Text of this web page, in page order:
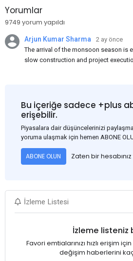
Yorumlar
9749 yorum yapıldı
Arjun Kumar Sharma
2 ay önce
The arrival of the monsoon season is
slow construction and project
and rural construction projects is
to the market despite seasonal
rainfall.
Bu içeriğe sadece +plus
erişebilir.
Piyasalara dair düşüncelerinizi
yoruma ulaşmak için hemen ABONE
ABONE OLUN Zaten bir
İzleme Listesi
İzleme listeniz
Favori emtialarınızı hızlı erişim
değişim haberlerini